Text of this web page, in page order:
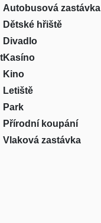
Autobusová zastávka
Dětské hřiště
Divadlo
Kasíno
Kino
Letiště
Park
Přírodní koupání
Vlaková zastávka